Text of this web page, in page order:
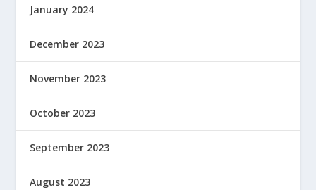
January 2024
December 2023
November 2023
October 2023
September 2023
August 2023